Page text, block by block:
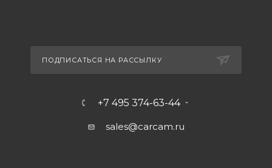
ПОДПИСАТЬСЯ НА РАССЫЛКУ
+7 495 374-63-44
sales@carcam.ru